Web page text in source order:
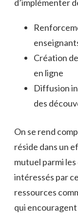
d’implémenter
Création
en ligne
Diffusion
des
On se rend
réside dans un
mutuel parmi
intéressés par
ressources
qui